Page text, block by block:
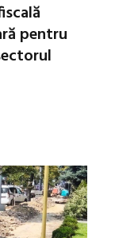
pentru